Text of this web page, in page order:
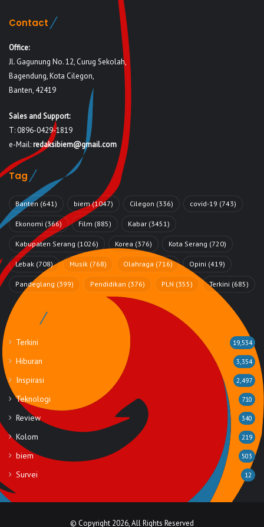
Contact
Office:
Jl. Gagunung No. 12, Curug Sekolah,
Bagendung, Kota Cilegon,
Banten, 42419
Sales and Support:
T: 0896-0429-1819
e-Mail:redaksibiem@gmail.com
Tag
Banten (641) biem(1047) Cilegon (336) covid-19 (743)
Ekonomi (366) Film (885) Kabar (3451)
Kabupaten Serang (1026) Korea (376) Kota Serang (720)
Lebak (708) Musik (768) Olahraga (716) Opini (419)
Pandeglang (399) Pendidikan (376) PLN (355) Terkini (685)
Rubrik
Terkini 19,534
Hiburan 3,354
Inspirasi 2,497
Teknologi 710
Review 340
Kolom 219
biem 503
Survei 12
© Copyright 2026, All Rights Reserved